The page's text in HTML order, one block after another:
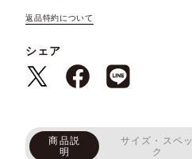
返品特約について
シェア
商品説
明
サイズ・スペッ
ク